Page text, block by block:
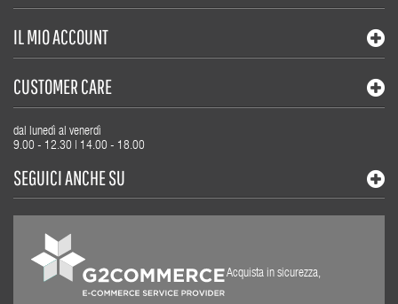
IL MIO ACCOUNT
CUSTOMER CARE
dal lunedì al venerdì
9.00 - 12.30 | 14.00 - 18.00
SEGUICI ANCHE SU
Acquista in sicurezza,